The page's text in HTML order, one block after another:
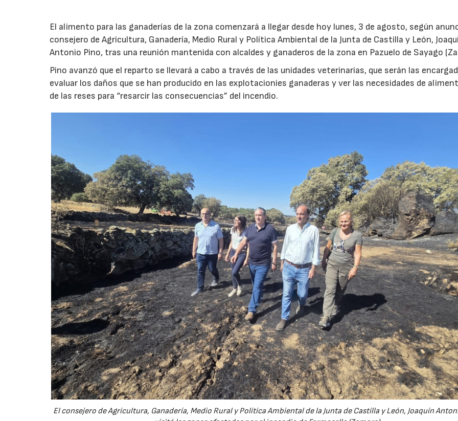
El alimento para las ganaderías de la zona comenzará a llegar desde hoy lunes, 3 de agosto, según
consejero de Agricultura, Ganadería, Medio Rural y Política Ambiental de la Junta de Castilla y León,
Antonio Pino, tras una reunión mantenida con alcaldes y ganaderos de la zona en Pazuelo de Sayago
Pino avanzó que el reparto se llevará a cabo a través de las unidades veterinarias, que serán las
evaluar los daños que se han producido en las explotacionies ganaderas y ver las necesidades de
de las reses para “resarcir las consecuencias” del incendio.
El consejero de Agricultura, Ganadería, Medio Rural y Política Ambiental de la Junta de Castilla y León, Joaquín